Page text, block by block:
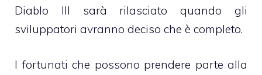
Diablo III sarà rilasciato quando gli
sviluppatori avranno deciso che è completo.
I fortunati che possono prendere parte alla